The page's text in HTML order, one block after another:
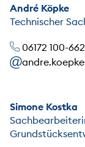
André Köpke
Technischer
06172 100-
Simone Kostka